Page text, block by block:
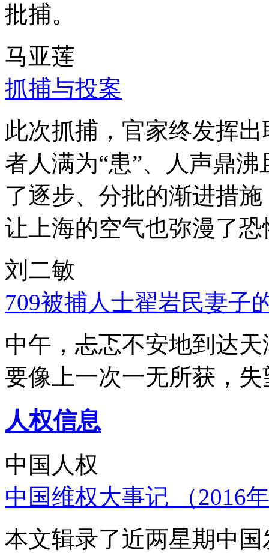
批捕。
马亚莲
抓捕与投案
此次抓捕，官家终发挥
者人满为“患”、人声鼎
了逐步、分批的渐进措
让上海的空气也弥漫了
刘二敏
709被捕人士翟岩民妻子
中午，忐忑不安地到达
要像上一次一无所获，
人权信息
中国人权
中国维权大事记 （2016
本文辑录了近两星期中